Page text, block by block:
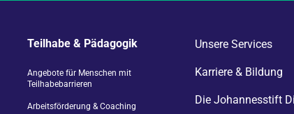
Teilhabe & Pädagogik
Angebote für Menschen mit
Teilhabebarrieren
Arbeitsförderung & Coaching
Unsere Services
Karriere & Bildung
Die Johannesstift